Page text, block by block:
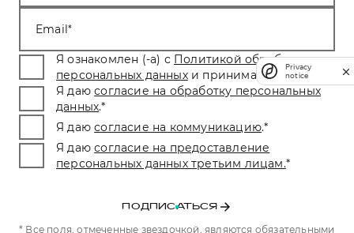
Email
Я ознакомлен (-а) с Политикой обработки
персональных данных и принимаю условия.
Я даю согласие на обработку персональных
данных.*
Я даю согласие на коммуникацию.*
Я даю согласие на предоставление
персональных данных третьим лицам.*
ПОДПИСАТЬСЯ
* Все поля, отмеченные звездочкой, являются обязательными
Privacy
notice